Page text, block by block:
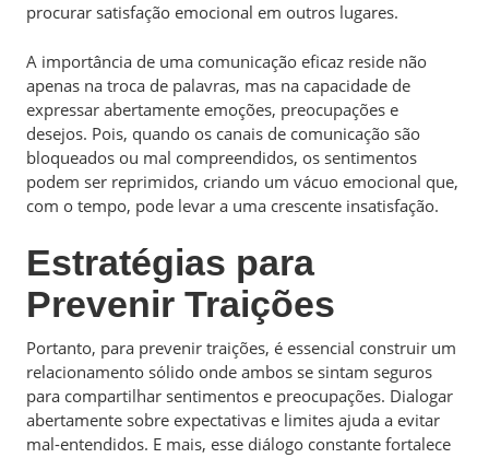
procurar satisfação emocional em outros lugares.
A importância de uma comunicação eficaz reside não
apenas na troca de palavras, mas na capacidade de
expressar abertamente emoções, preocupações e
desejos. Pois, quando os canais de comunicação são
bloqueados ou mal compreendidos, os sentimentos
podem ser reprimidos, criando um vácuo emocional que,
com o tempo, pode levar a uma crescente insatisfação.
Estratégias para
Prevenir Traições
Portanto, para prevenir traições, é essencial construir um
relacionamento sólido onde ambos se sintam seguros
para compartilhar sentimentos e preocupações. Dialogar
abertamente sobre expectativas e limites ajuda a evitar
mal-entendidos. E mais, esse diálogo constante fortalece